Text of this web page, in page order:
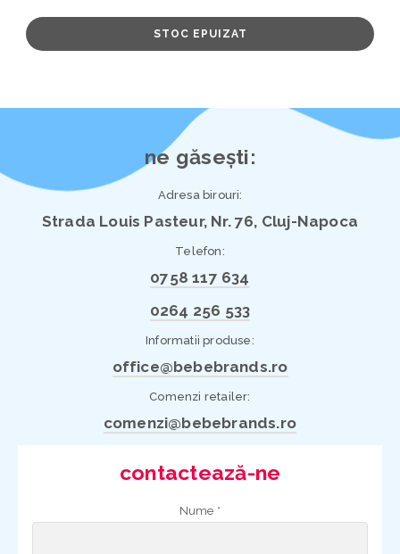
STOC EPUIZAT
ne găsești:
Adresa birouri:
Strada Louis Pasteur, Nr. 76, Cluj-Napoca
Telefon:
0758 117 634
0264 256 533
Informatii produse:
office@bebebrands.ro
Comenzi retailer:
comenzi@bebebrands.ro
contactează-ne
Nume *